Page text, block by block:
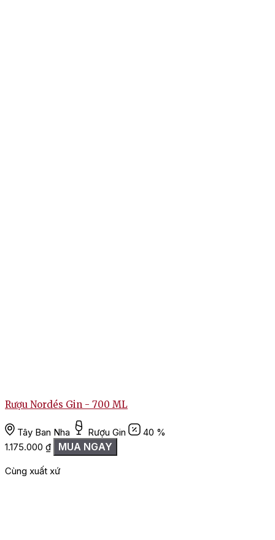
Rượu Nordés Gin - 700 ML
Tây Ban Nha Rượu Gin
40 %
1.175.000 ₫ MUA NGAY
Cùng xuất xứ